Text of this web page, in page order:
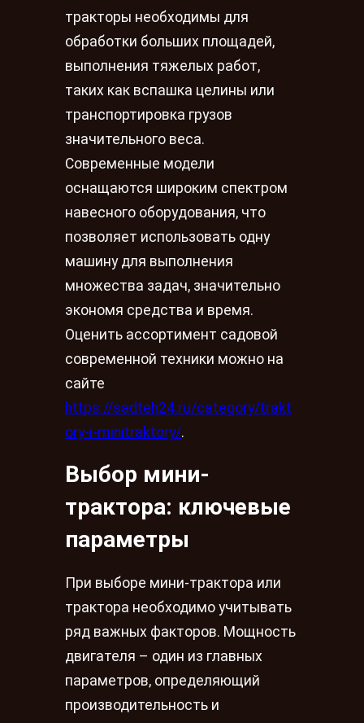
тракторы необходимы для
обработки больших площадей,
выполнения тяжелых работ,
таких как вспашка целины или
транспортировка грузов
значительного веса.
Современные модели
оснащаются широким спектром
навесного оборудования, что
позволяет использовать одну
машину для выполнения
множества задач, значительно
экономя средства и время.
Оценить ассортимент садовой
современной техники можно на
сайте
https://sadteh24.ru/category/trakt
ory-i-minitraktory/.
Выбор мини-
трактора: ключевые
параметры
При выборе мини-трактора или
трактора необходимо учитывать
ряд важных факторов. Мощность
двигателя – один из главных
параметров, определяющий
производительность и